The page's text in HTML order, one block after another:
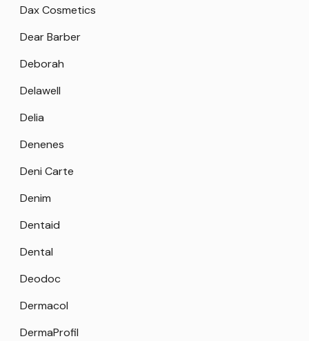
Dax Cosmetics
Dear Barber
Deborah
Delawell
Delia
Denenes
Deni Carte
Denim
Dentaid
Dental
Deodoc
Dermacol
DermaProfil